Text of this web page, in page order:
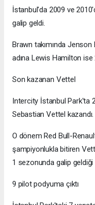
İstanbul'da 2009 ve
galip geldi.
Brawn takımında
adına Lewis Hamilton ise
Son kazanan Vettel
Intercity İstanbul Park'ta
Sebastian Vettel kazandı.
O dönem Red Bull-Renault
şampiyonlukla bitiren
1 sezonunda galip geldiği
9 pilot podyuma çıktı